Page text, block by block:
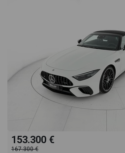
153.300 €
167.300 €